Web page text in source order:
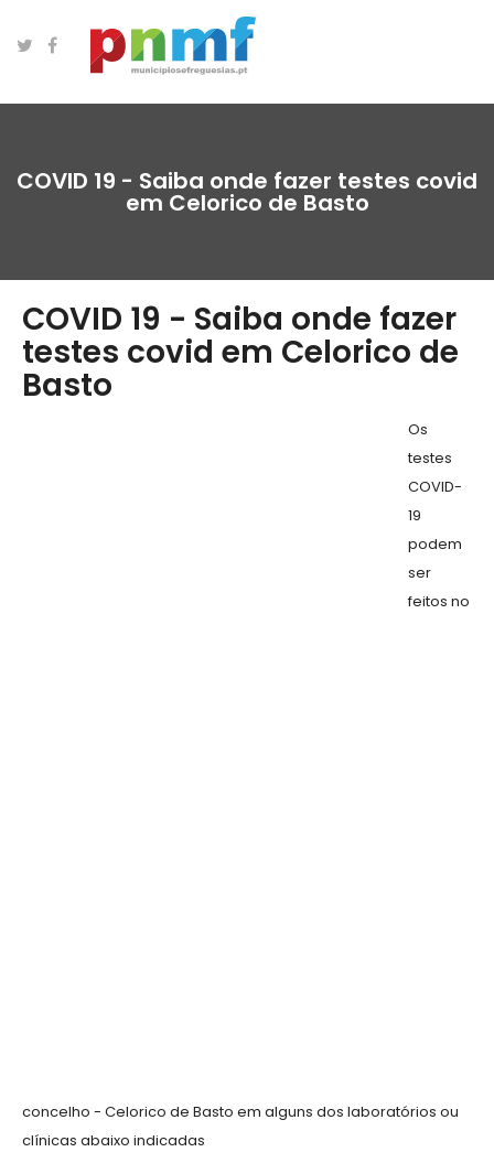
COVID 19 - Saiba onde fazer testes covid
em Celorico de Basto
COVID 19 - Saiba onde fazer
testes covid em Celorico de
Basto
Os
testes
COVID-
19
podem
ser
feitos no
concelho - Celorico de Basto em alguns dos laboratórios ou
clínicas abaixo indicadas